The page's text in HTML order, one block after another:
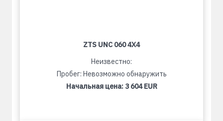
ZTS UNC 060 4X4
Неизвестно:
Пробег: Невозможно обнаружить
Начальная цена: 3 604 EUR